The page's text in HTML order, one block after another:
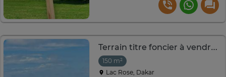
Terrain titre foncier à vendre à lac rose
150 m²
Lac Rose, Dakar